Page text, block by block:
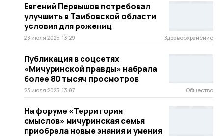
Евгений Первышов потребовал
улучшить в Тамбовской области
условия для рожениц
28 июля 2025, 13:29 Здравоохранение
Публикация в соцсетях
«Мичуринской правды» набрала
более 80 тысяч просмотров
23 июля 2025, 13:07 Общество
На форуме «Территория
смыслов» мичуринская семья
приобрела новые знания и умения